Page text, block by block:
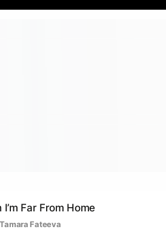
I’m Far From Home
Tamara Fateeva